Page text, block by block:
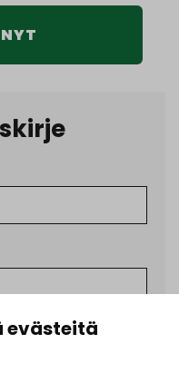
evästeitä